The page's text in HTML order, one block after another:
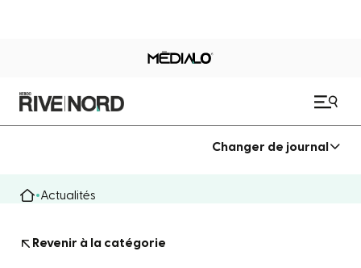
Changer de journal
Actualités
Revenir à la catégorie